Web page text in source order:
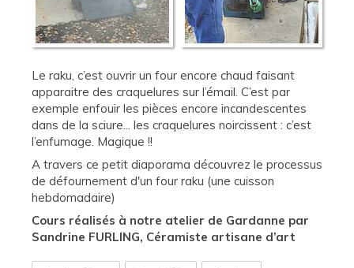
Le raku, c’est ouvrir un four encore chaud faisant
apparaitre des craquelures sur l’émail. C’est par
exemple enfouir les pièces encore incandescentes
dans de la sciure... les craquelures noircissent : c’est
l’enfumage. Magique !!
A travers ce petit diaporama découvrez le processus
de défournement d'un four raku (une cuisson
hebdomadaire)
Cours réalisés à notre atelier de Gardanne par
Sandrine FURLING, Céramiste artisane d’art